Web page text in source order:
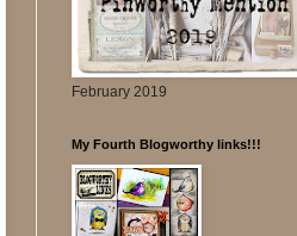
February 2019
My Fourth Blogworthy links!!!